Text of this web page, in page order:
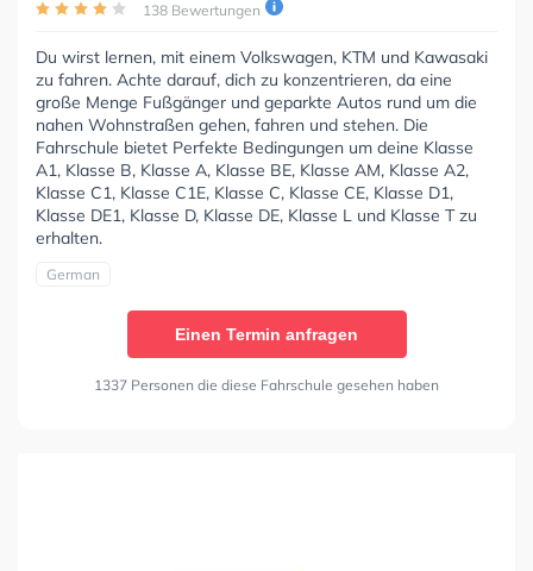
138 Bewertungen
Du wirst lernen, mit einem Volkswagen, KTM und Kawasaki
zu fahren. Achte darauf, dich zu konzentrieren, da eine
große Menge Fußgänger und geparkte Autos rund um die
nahen Wohnstraßen gehen, fahren und stehen. Die
Fahrschule bietet Perfekte Bedingungen um deine Klasse
A1, Klasse B, Klasse A, Klasse BE, Klasse AM, Klasse A2,
Klasse C1, Klasse C1E, Klasse C, Klasse CE, Klasse D1,
Klasse DE1, Klasse D, Klasse DE, Klasse L und Klasse T zu
erhalten.
German
Einen Termin anfragen
1337 Personen die diese Fahrschule gesehen haben